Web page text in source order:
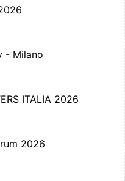
- Milano
ITALIA 2026
2026